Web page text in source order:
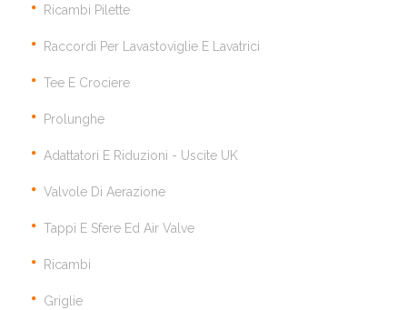
Ricambi Pilette
Raccordi Per Lavastoviglie E Lavatrici
Tee E Crociere
Prolunghe
Adattatori E Riduzioni - Uscite UK
Valvole Di Aerazione
Tappi E Sfere Ed Air Valve
Ricambi
Griglie